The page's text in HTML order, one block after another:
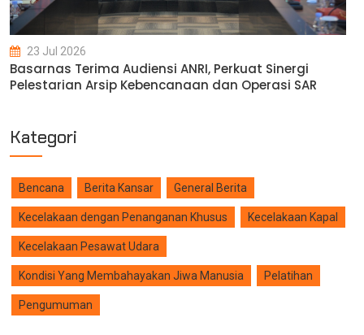
23 Jul 2026
Basarnas Terima Audiensi ANRI, Perkuat Sinergi
Pelestarian Arsip Kebencanaan dan Operasi SAR
Kategori
Bencana Berita Kansar General Berita
Kecelakaan dengan Penanganan Khusus Kecelakaan Kapal
Kecelakaan Pesawat Udara
Kondisi Yang Membahayakan Jiwa Manusia Pelatihan
Pengumuman